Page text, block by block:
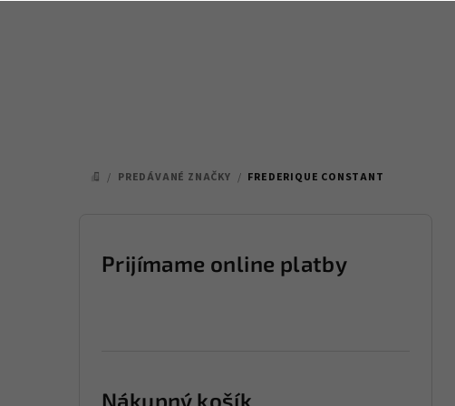
DOMOV
/ PREDÁVANÉ ZNAČKY / FREDERIQUE CONSTANT
Prijímame online platby
Nákupný košík